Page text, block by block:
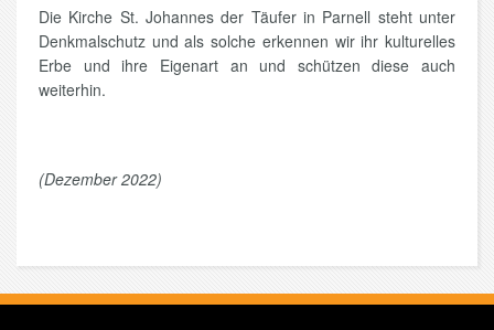
Die Kirche St. Johannes der Täufer in Parnell steht unter
Denkmalschutz und als solche erkennen wir ihr kulturelles
Erbe und ihre Eigenart an und schützen diese auch
weiterhin.
(Dezember 2022)